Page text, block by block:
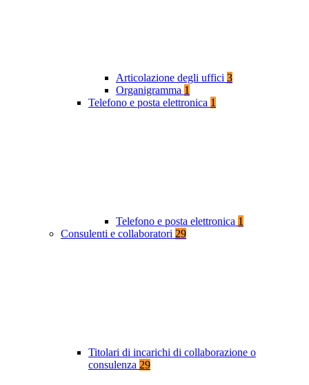
Articolazione degli uffici 3
Organigramma 1
Telefono e posta elettronica 1
Telefono e posta elettronica 1
Consulenti e collaboratori 29
Titolari di incarichi di collaborazione o
consulenza 29